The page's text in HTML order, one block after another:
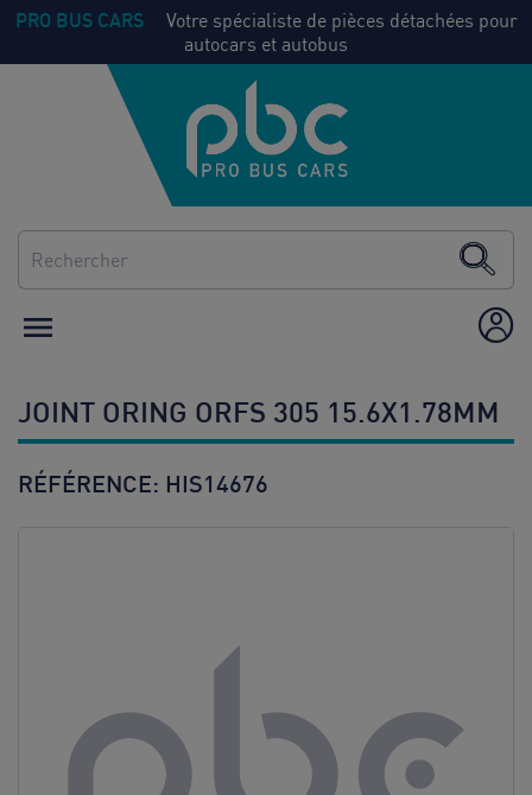
PRO BUS CARS
Votre spécialiste de pièces détachées pour
autocars et autobus
Voir
tout
CHAUFFAGE
CONSOMMABLES
Vous ne
trouvez
pas

JOINT ORING ORFS 305 15.6X1.78MM
RÉFÉRENCE: HIS14676